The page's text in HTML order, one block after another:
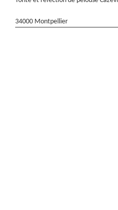
34000 Montpellier